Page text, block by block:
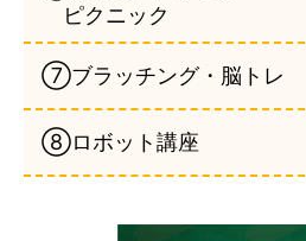
ピクニック
⑦ブラッチング・脳トレ
⑧ロボット講座